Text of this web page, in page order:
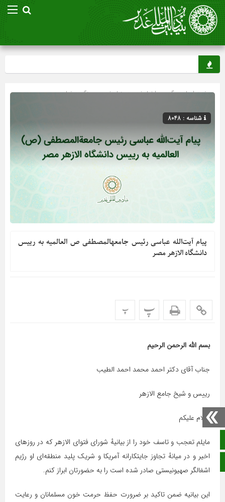
صفحه نخست
صفحه اصلی» گروه »اخبار غدیر»بنیاد غدیر»جنگ رمضان
شناسه : 8048
پیام آیت‌الله عباسی رئیس جامعهالمصطفی ص العالمیه به رییس
دانشگاه الازهر مصر
پ پ
بسم الله الرحمن الرحیم
جناب آقای دکتر احمد محمد احمد الطیب
رییس و شیخ جامع الازهر
سلام علیکم
مایلم تعجب و تاسف خود را از بیانیهٔ شورای فتوای الازهر که در روزهای
اخیر و در میانهٔ تجاوز جایتکارانه آمریکا و شریک پلید منطقه‌ای او رژیم
اشغالگر صهیونیستی صادر شده است را به حضورتان ابراز کنم.
این بیانیه ضمن تاکید بر ضرورت حفظ حرمت خون مسلمانان و رعایت